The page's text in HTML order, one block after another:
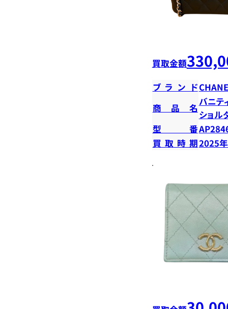
買取金額
ブランド
商品名
バニテ
ショル
型番
買取時期2025